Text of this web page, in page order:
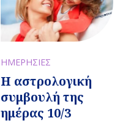
ΗΜΕΡΗΣΙΕΣ
Η αστρολογική
συμβουλή της
ημέρας 10/3